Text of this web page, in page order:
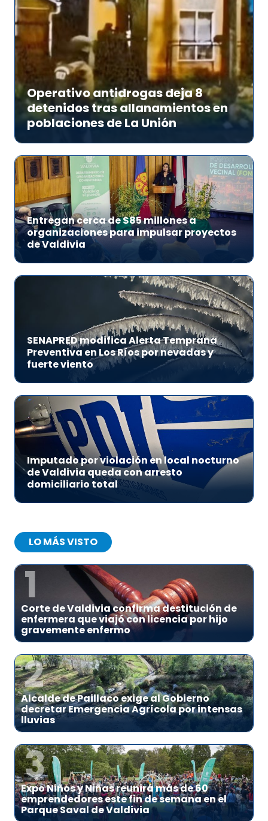
Operativo antidrogas deja 8
detenidos tras allanamientos en
poblaciones de La Unión
Entregan cerca de $85 millones a
organizaciones para impulsar proyectos
de Valdivia
SENAPRED modifica Alerta Temprana
Preventiva en Los Ríos por nevadas y
fuerte viento
Imputado por violación en local nocturno
de Valdivia queda con arresto
domiciliario total
LO MÁS VISTO
1
Corte de Valdivia confirma destitución de
enfermera que viajó con licencia por hijo
gravemente enfermo
2
Alcalde de Paillaco exige al Gobierno
decretar Emergencia Agrícola por intensas
lluvias
3
Expo Niños y Niñas reunirá más de 60
emprendedores este fin de semana en el
Parque Saval de Valdivia